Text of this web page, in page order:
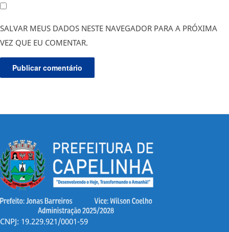
SALVAR MEUS DADOS NESTE NAVEGADOR PARA A PRÓXIMA
VEZ QUE EU COMENTAR.
CNPJ: 19.229.921/0001-59